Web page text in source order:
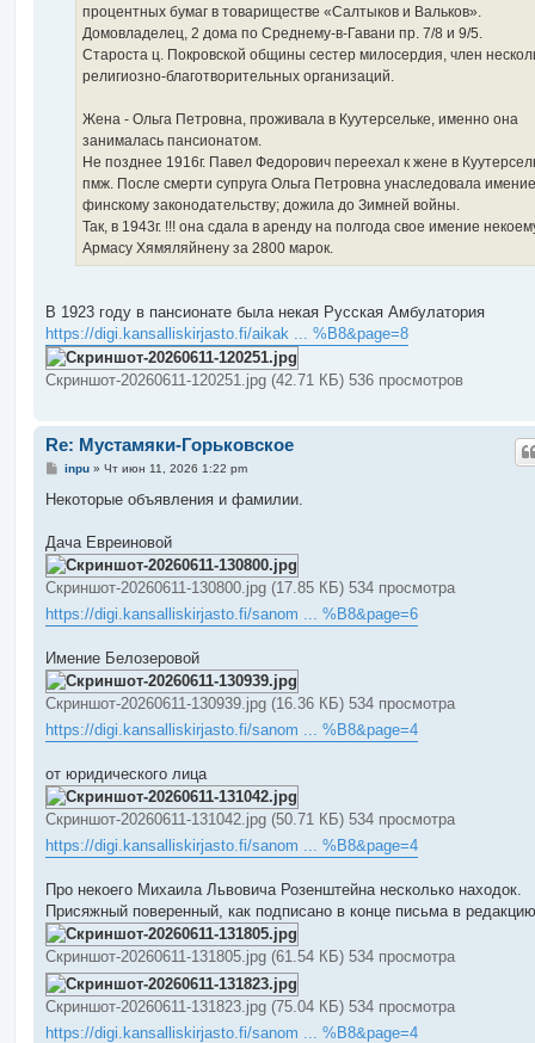
процентных бумаг в товариществе «Салтыков и Вальков».
Домовладелец, 2 дома по Среднему-в-Гавани пр. 7/8 и 9/5.
Староста ц. Покровской общины сестер милосердия, член
религиозно-благотворительных организаций.
Жена - Ольга Петровна, проживала в Куутерсельке, именно она
занималась пансионатом.
Не позднее 1916г. Павел Федорович переехал к жене в
пмж. После смерти супруга Ольга Петровна унаследовала
финскому законодательству; дожила до Зимней войны.
Так, в 1943г. !!! она сдала в аренду на полгода свое имение
Армасу Хямяляйнену за 2800 марок.
В 1923 году в пансионате была некая Русская Амбулатория
https://digi.kansalliskirjasto.fi/aikak ... %B8&page=8
Скриншот-20260611-120251.jpg (42.71 КБ) 536 просмотров
Re: Мустамяки-Горьковское
С
о
е
н
и
е
inpu» Чт июн 11, 2026 1:22 pm
Некоторые объявления и фамилии.
Дача Евреиновой
Скриншот-20260611-130800.jpg (17.85 КБ) 534 просмотра
https://digi.kansalliskirjasto.fi/sanom ... %B8&page=6
Имение Белозеровой
Скриншот-20260611-130939.jpg (16.36 КБ) 534 просмотра
https://digi.kansalliskirjasto.fi/sanom ... %B8&page=4
от юридического лица
Скриншот-20260611-131042.jpg (50.71 КБ) 534 просмотра
https://digi.kansalliskirjasto.fi/sanom ... %B8&page=4
Про некоего Михаила Львовича Розенштейна несколько находок.
Присяжный поверенный, как подписано в конце письма в редакцию
Скриншот-20260611-131805.jpg (61.54 КБ) 534 просмотра
Скриншот-20260611-131823.jpg (75.04 КБ) 534 просмотра
https://digi.kansalliskirjasto.fi/sanom ... %B8&page=4